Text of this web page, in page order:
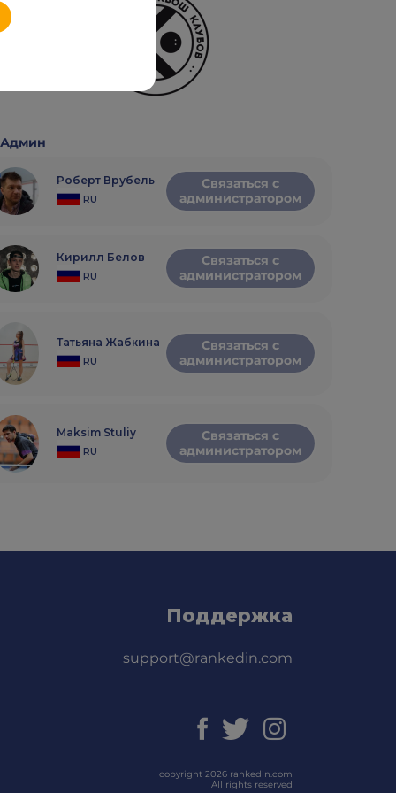
Админ
Роберт Врубель
RU
Связаться с
администратором
Кирилл Белов
RU
Связаться с
администратором
Татьяна Жабкина
RU
Связаться с
администратором
Maksim Stuliy
RU
Связаться с
администратором
Поддержка
support@rankedin.com
copyright 2026 rankedin.com
All rights reserved